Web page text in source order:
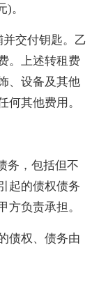
。
交付钥匙。乙
。上述转租费
、设备及其他
何其他费用。
，包括但不
起的债权债务
方负责承担。
债权、债务由